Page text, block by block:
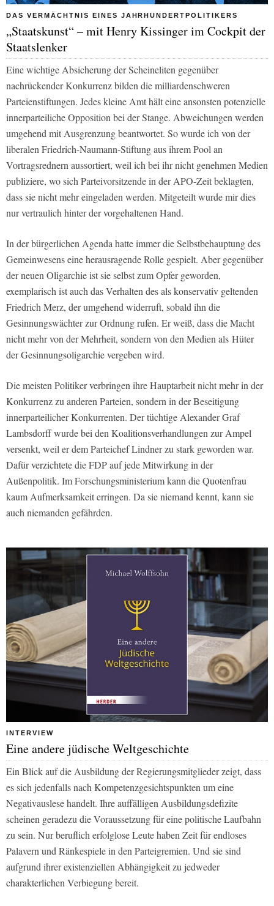
DAS VERMÄCHTNIS EINES JAHRHUNDERTPOLITIKERS
„Staatskunst“ – mit Henry Kissinger im Cockpit der
Staatslenker
Eine wichtige Absicherung der Scheineliten gegenüber
nachrückender Konkurrenz bilden die milliardenschweren
Parteienstiftungen. Jedes kleine Amt hält eine ansonsten potenzielle
innerparteiliche Opposition bei derStange. Abweichungen werden
umgehend mit Ausgrenzung beantwortet. So wurde ich von der
liberalen Friedrich-Naumann-Stiftung aus ihrem Pool an
Vortragsrednern aussortiert, weil ich bei ihr nicht genehmen Medien
publiziere, wo sich Parteivorsitzende in der APO-Zeit beklagten,
dass sie nicht mehr eingeladen werden. Mitgeteilt wurde mir dies
nur vertraulich hinter der vorgehaltenen Hand.
In der bürgerlichen Agenda hatte immer die Selbstbehauptung des
Gemeinwesens eine herausragende Rolle gespielt. Aber gegenüber
der neuen Oligarchie ist sie selbst zum Opfer geworden,
exemplarisch ist auch das Verhalten des als konservativ geltenden
Friedrich Merz, der umgehend widerruft, sobald ihn die
Gesinnungswächter zur Ordnung rufen. Er weiß, dass die Macht
nicht mehr von der Mehrheit, sondern von den Medien als Hüter
der Gesinnungsoligarchie vergeben wird.
Die meisten Politiker verbringen ihre Hauptarbeit nicht mehr in der
Konkurrenz zu anderen Parteien, sondern in der Beseitigung
innerparteilicher Konkurrenten. Der tüchtige Alexander Graf
Lambsdorff wurde bei den Koalitionsverhandlungen zur Ampel
versenkt, weil er dem Parteichef Lindner zu stark geworden war.
Dafür verzichtete die FDP auf jede Mitwirkung in der
Außenpolitik. Im Forschungsministerium kann die Quotenfrau
kaum Aufmerksamkeit erringen. Da sie niemand kennt, kann sie
auch niemanden gefährden.
INTERVIEW
Eine andere jüdische Weltgeschichte
Ein Blick auf die Ausbildung der Regierungsmitglieder zeigt, dass
es sich jedenfalls nach Kompetenzgesichtspunkten um eine
Negativauslese handelt. Ihre auffälligen Ausbildungsdefizite
scheinen geradezu die Voraussetzung für eine politische Laufbahn
zu sein. Nur beruflich erfolglose Leute haben Zeit für endloses
Palavern und Ränkespiele in den Parteigremien. Und sie sind
aufgrund ihrer existenziellen Abhängigkeit zu jedweder
charakterlichen Verbiegung bereit.